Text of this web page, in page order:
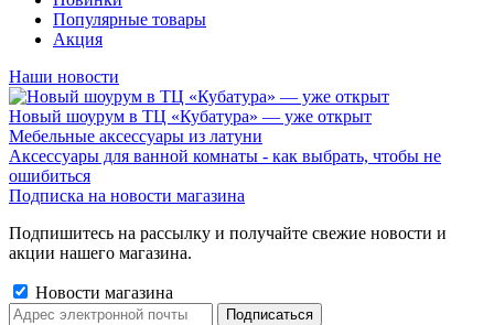
Популярные товары
Акция
Наши новости
Новый шоурум в ТЦ «Кубатура» — уже открыт
Мебельные аксессуары из латуни
Аксессуары для ванной комнаты - как выбрать, чтобы не
ошибиться
Подписка на новости магазина
Подпишитесь на рассылку и получайте свежие новости и
акции нашего магазина.
Новости магазина